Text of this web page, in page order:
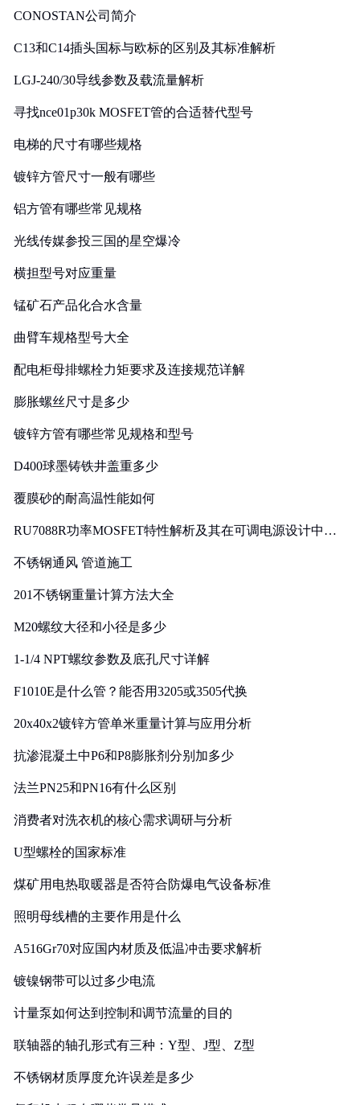
CONOSTAN公司简介
C13和C14插头国标与欧标的区别及其标准解析
LGJ-240/30导线参数及载流量解析
寻找nce01p30k MOSFET管的合适替代型号
电梯的尺寸有哪些规格
镀锌方管尺寸一般有哪些
铝方管有哪些常见规格
光线传媒参投三国的星空爆冷
横担型号对应重量
锰矿石产品化合水含量
曲臂车规格型号大全
配电柜母排螺栓力矩要求及连接规范详解
膨胀螺丝尺寸是多少
镀锌方管有哪些常见规格和型号
D400球墨铸铁井盖重多少
覆膜砂的耐高温性能如何
RU7088R功率MOSFET特性解析及其在可调电源设计中的
不锈钢通风 管道施工
201不锈钢重量计算方法大全
M20螺纹大径和小径是多少
1-1/4 NPT螺纹参数及底孔尺寸详解
F1010E是什么管？能否用3205或3505代换
20x40x2镀锌方管单米重量计算与应用分析
抗渗混凝土中P6和P8膨胀剂分别加多少
法兰PN25和PN16有什么区别
消费者对洗衣机的核心需求调研与分析
U型螺栓的国家标准
煤矿用电热取暖器是否符合防爆电气设备标准
照明母线槽的主要作用是什么
A516Gr70对应国内材质及低温冲击要求解析
镀镍钢带可以过多少电流
计量泵如何达到控制和调节流量的目的
联轴器的轴孔形式有三种：Y型、J型、Z型
不锈钢材质厚度允许误差是多少